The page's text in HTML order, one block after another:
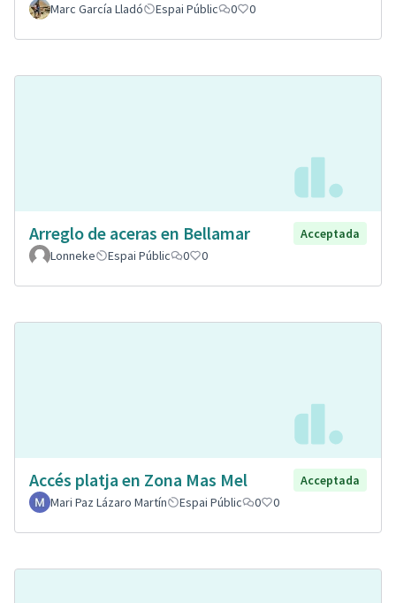
Marc García Lladó Espai Públic 0 0
Arreglo de aceras en Bellamar
Acceptada
Lonneke
Espai Públic 0 0
Accés platja en Zona Mas Mel
Acceptada
Mari Paz Lázaro Martín
Espai Públic 0 0